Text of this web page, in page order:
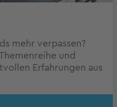
mehr verpassen?
und
Erfahrungen aus